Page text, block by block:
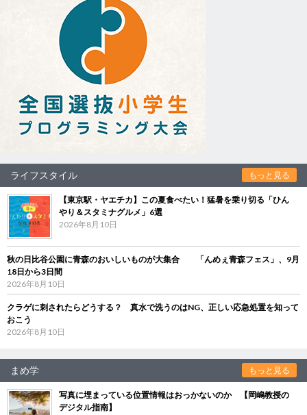
ライフスタイル もっと見る
【東京駅・ヤエチカ】この夏食べたい！猛暑を乗り切る「ひん
やり＆スタミナグルメ」6選
2026年8月10日
秋の日比谷公園に青森のおいしいものが大集合 「んめぇ青森フェス」、9月
18日から3日間
2026年8月10日
クラゲに刺されたらどうする？ 真水で洗うのはNG、正しい応急処置を知って
おこう
2026年8月10日
まめ学 もっと見る
写真に埋まっている位置情報はおっかないのか 【岡嶋教授の
デジタル指南】